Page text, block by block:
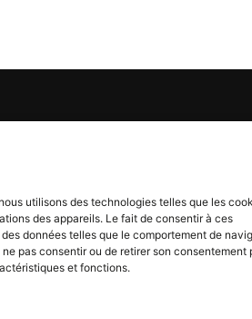
utilisons des technologies telles que les
des appareils. Le fait de consentir à ces
données telles que le comportement de
pas consentir ou de retirer son consentement
et fonctions.
chaque
2015, dans les
2022, et à